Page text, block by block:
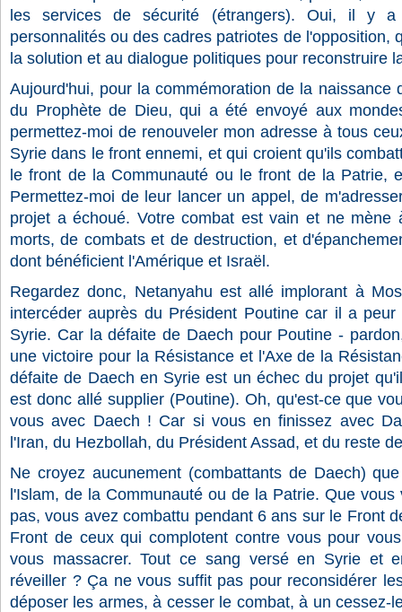
les services de sécurité (étrangers). Oui, il y
personnalités ou des cadres patriotes de l'opposition,
la solution et au dialogue politiques pour reconstruire
Aujourd'hui, pour la commémoration de la naissance
du Prophète de Dieu, qui a été envoyé aux
permettez-moi de renouveler mon adresse à tous
Syrie dans le front ennemi, et qui croient qu'ils
le front de la Communauté ou le front de la Patrie,
Permettez-moi de leur lancer un appel, de
projet a échoué. Votre combat est vain et ne mène
morts, de combats et de destruction, et
dont bénéficient l'Amérique et Israël.
Regardez donc, Netanyahu est allé implorant à
intercéder auprès du Président Poutine car il a
Syrie. Car la défaite de Daech pour Poutine -
une victoire pour la Résistance et l'Axe de la
défaite de Daech en Syrie est un échec du projet
est donc allé supplier (Poutine). Oh, qu'est-ce que
vous avec Daech ! Car si vous en finissez avec
l'Iran, du Hezbollah, du Président Assad, et du reste
Ne croyez aucunement (combattants de Daech)
l'Islam, de la Communauté ou de la Patrie. Que
pas, vous avez combattu pendant 6 ans sur le Front
Front de ceux qui complotent contre vous pour
vous massacrer. Tout ce sang versé en Syrie et
réveiller ? Ça ne vous suffit pas pour reconsidérer
déposer les armes, à cesser le combat, à un cessez-